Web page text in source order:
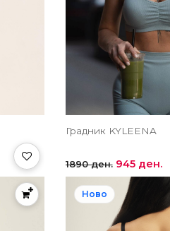
Градник KYLEENA
1890 ден. 945 ден.
Ново